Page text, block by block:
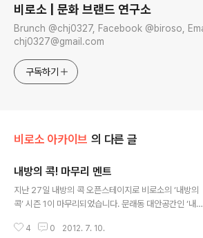
비로소 | 문화 브랜드 연구소
Brunch @chj0327, Facebook @biroso, Email :
chj0327@gmail.com
구독하기
비로소 아카이브 의 다른 글
내방의 콕! 마무리 멘트
지난 27일 내방의 콕 오픈스테이지로 비로소의 ‘내방의
콕’ 시즌 1이 마무리되었습니다. 문래동 대안공간인 ‘내
었던 이번 시즌 1은 기대와 설렘만큼 즐거운 에피소드들도
4 0 2012. 7. 10.